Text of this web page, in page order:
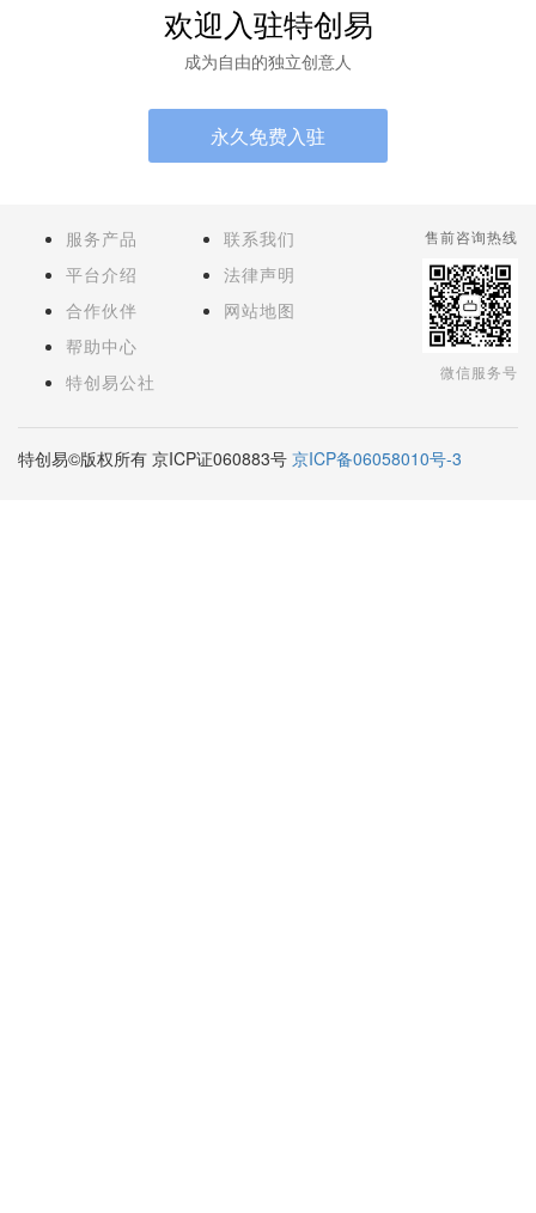
欢迎入驻特创易
成为自由的独立创意人
永久免费入驻
服务产品
平台介绍
合作伙伴
帮助中心
特创易公社
联系我们
法律声明
网站地图
售前咨询热线
微信服务号
特创易©版权所有 京ICP证060883号 京ICP备06058010号-3